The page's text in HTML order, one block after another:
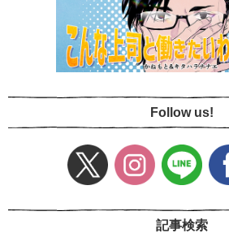
Follow us!
記事検索